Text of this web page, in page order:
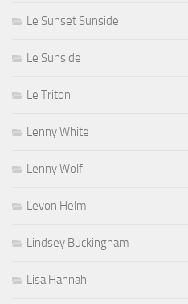
Le Sunset Sunside
Le Sunside
Le Triton
Lenny White
Lenny Wolf
Levon Helm
Lindsey Buckingham
Lisa Hannah